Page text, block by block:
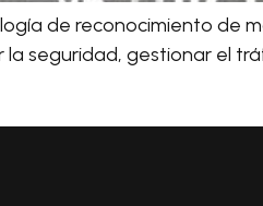
de reconocimiento de
seguridad, gestionar el